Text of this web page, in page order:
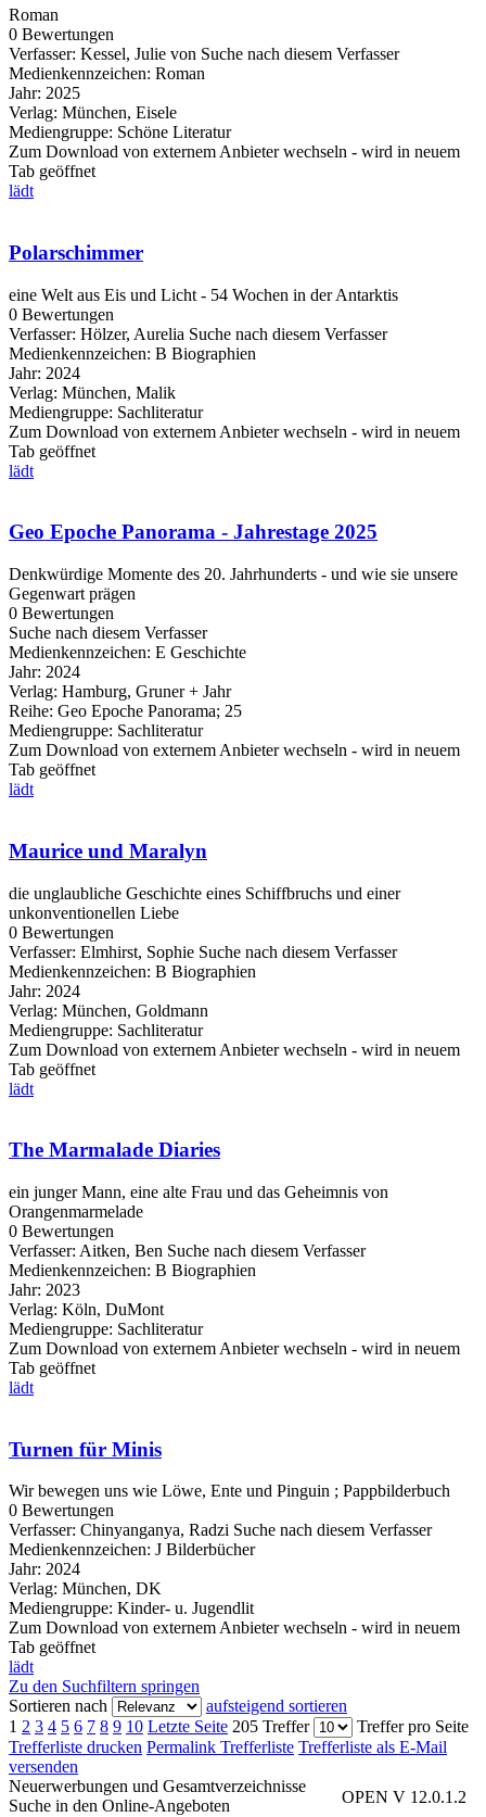
Roman
0 Bewertungen
Verfasser: Kessel, Julie von Suche nach diesem Verfasser
Medienkennzeichen: Roman
Jahr: 2025
Verlag: München, Eisele
Mediengruppe: Schöne Literatur
Zum Download von externem Anbieter wechseln - wird in neuem
Tab geöffnet
lädt
Polarschimmer
eine Welt aus Eis und Licht - 54 Wochen in der Antarktis
0 Bewertungen
Verfasser: Hölzer, Aurelia Suche nach diesem Verfasser
Medienkennzeichen: B Biographien
Jahr: 2024
Verlag: München, Malik
Mediengruppe: Sachliteratur
Zum Download von externem Anbieter wechseln - wird in neuem
Tab geöffnet
lädt
Geo Epoche Panorama - Jahrestage 2025
Denkwürdige Momente des 20. Jahrhunderts - und wie sie unsere
Gegenwart prägen
0 Bewertungen
Suche nach diesem Verfasser
Medienkennzeichen: E Geschichte
Jahr: 2024
Verlag: Hamburg, Gruner + Jahr
Reihe: Geo Epoche Panorama; 25
Mediengruppe: Sachliteratur
Zum Download von externem Anbieter wechseln - wird in neuem
Tab geöffnet
lädt
Maurice und Maralyn
die unglaubliche Geschichte eines Schiffbruchs und einer
unkonventionellen Liebe
0 Bewertungen
Verfasser: Elmhirst, Sophie Suche nach diesem Verfasser
Medienkennzeichen: B Biographien
Jahr: 2024
Verlag: München, Goldmann
Mediengruppe: Sachliteratur
Zum Download von externem Anbieter wechseln - wird in neuem
Tab geöffnet
lädt
The Marmalade Diaries
ein junger Mann, eine alte Frau und das Geheimnis von
Orangenmarmelade
0 Bewertungen
Verfasser: Aitken, Ben Suche nach diesem Verfasser
Medienkennzeichen: B Biographien
Jahr: 2023
Verlag: Köln, DuMont
Mediengruppe: Sachliteratur
Zum Download von externem Anbieter wechseln - wird in neuem
Tab geöffnet
lädt
Turnen für Minis
Wir bewegen uns wie Löwe, Ente und Pinguin ; Pappbilderbuch
0 Bewertungen
Verfasser: Chinyanganya, Radzi Suche nach diesem Verfasser
Medienkennzeichen: J Bilderbücher
Jahr: 2024
Verlag: München, DK
Mediengruppe: Kinder- u. Jugendlit
Zum Download von externem Anbieter wechseln - wird in neuem
Tab geöffnet
lädt
Zu den Suchfiltern springen
Sortieren nach
aufsteigend sortieren
1 2 3 4 5 6 7 8 9 10 Letzte Seite 205 Treffer
Treffer pro Seite
Trefferliste drucken Permalink Trefferliste Trefferliste als E-Mail
versenden
OPEN V 12.0.1.2
Neuerwerbungen und Gesamtverzeichnisse
Suche in den Online-Angeboten